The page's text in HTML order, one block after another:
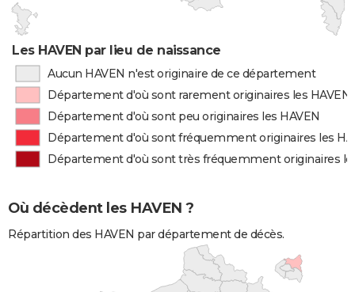
Les HAVEN par lieu de naissance
Aucun HAVEN n'est originaire de ce département
Département d'où sont rarement originaires les HAVEN
Département d'où sont peu originaires les HAVEN
Département d'où sont fréquemment originaires les
Département d'où sont très fréquemment originaires
Où décèdent les HAVEN ?
Répartition des HAVEN par département de décès.